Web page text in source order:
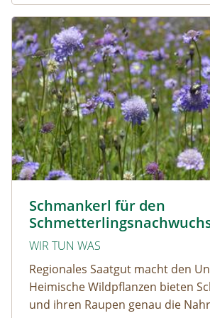
Schmankerl für den
WIR TUN WAS
Regionales Saatgut macht den
Heimische Wildpflanzen bieten
und ihren Raupen genau die
Schmankerl für den